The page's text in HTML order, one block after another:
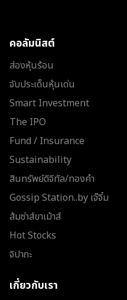
คอลัมนิสต์
ส่องหุ้นร้อน
จับประเด็นหุ้นเด่น
Smart Investment
The IPO
Fund / Insurance
Sustainability
สินทรัพย์ดิจิทัล/ทองคำ
Gossip Station..by เจ๊จิ๋ม
ส้มซ่าส์ขาเม้าส์
Hot Stocks
จิปาถะ
เกี่ยวกับเรา